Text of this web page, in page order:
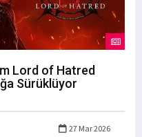
Lord of Hatred
Sürüklüyor
27 Mar 2026